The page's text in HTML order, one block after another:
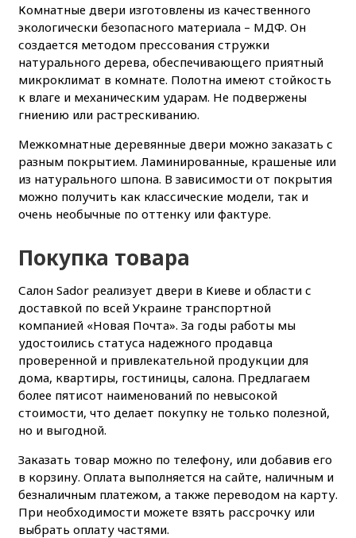
Комнатные двери изготовлены из качественного
экологически безопасного материала – МДФ. Он
создается методом прессования стружки
натурального дерева, обеспечивающего приятный
микроклимат в комнате. Полотна имеют стойкость
к влаге и механическим ударам. Не подвержены
гниению или растрескиванию.
Межкомнатные деревянные двери можно заказать с
разным покрытием. Ламинированные, крашеные или
из натурального шпона. В зависимости от покрытия
можно получить как классические модели, так и
очень необычные по оттенку или фактуре.
Покупка товара
Салон Sador реализует двери в Киеве и области с
доставкой по всей Украине транспортной
компанией «Новая Почта». За годы работы мы
удостоились статуса надежного продавца
проверенной и привлекательной продукции для
дома, квартиры, гостиницы, салона. Предлагаем
более пятисот наименований по невысокой
стоимости, что делает покупку не только полезной,
но и выгодной.
Заказать товар можно по телефону, или добавив его
в корзину. Оплата выполняется на сайте, наличным и
безналичным платежом, а также переводом на карту.
При необходимости можете взять рассрочку или
выбрать оплату частями.